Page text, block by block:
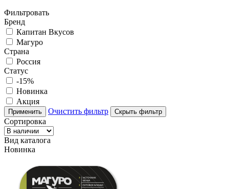
Фильтровать
Бренд
Капитан Вкусов
Магуро
Страна
Россия
Статус
-15%
Новинка
Акция
Применить Очистить фильтр Скрыть фильтр
Сортировка
Вид каталога
Новинка